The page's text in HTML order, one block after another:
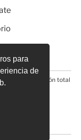
para
de
la reproducción total
electrónico*